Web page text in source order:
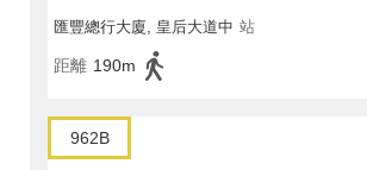
匯豐總行大廈, 皇后大道中 站
距離 190m
962B